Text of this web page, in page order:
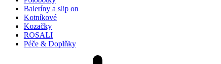
Baleríny a slip on
Kotníkové
Kozačky
ROSALI
Péče & Doplňky